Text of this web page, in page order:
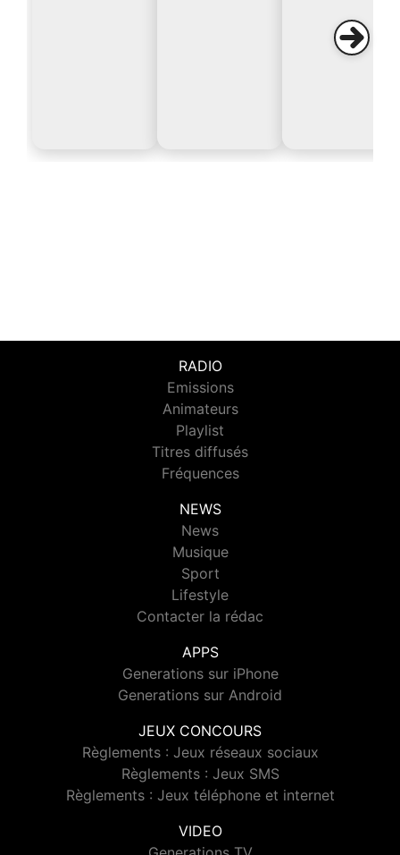
RADIO
Emissions
Animateurs
Playlist
Titres diffusés
Fréquences
NEWS
News
Musique
Sport
Lifestyle
Contacter la rédac
APPS
Generations sur iPhone
Generations sur Android
JEUX CONCOURS
Règlements : Jeux réseaux sociaux
Règlements : Jeux SMS
Règlements : Jeux téléphone et internet
VIDEO